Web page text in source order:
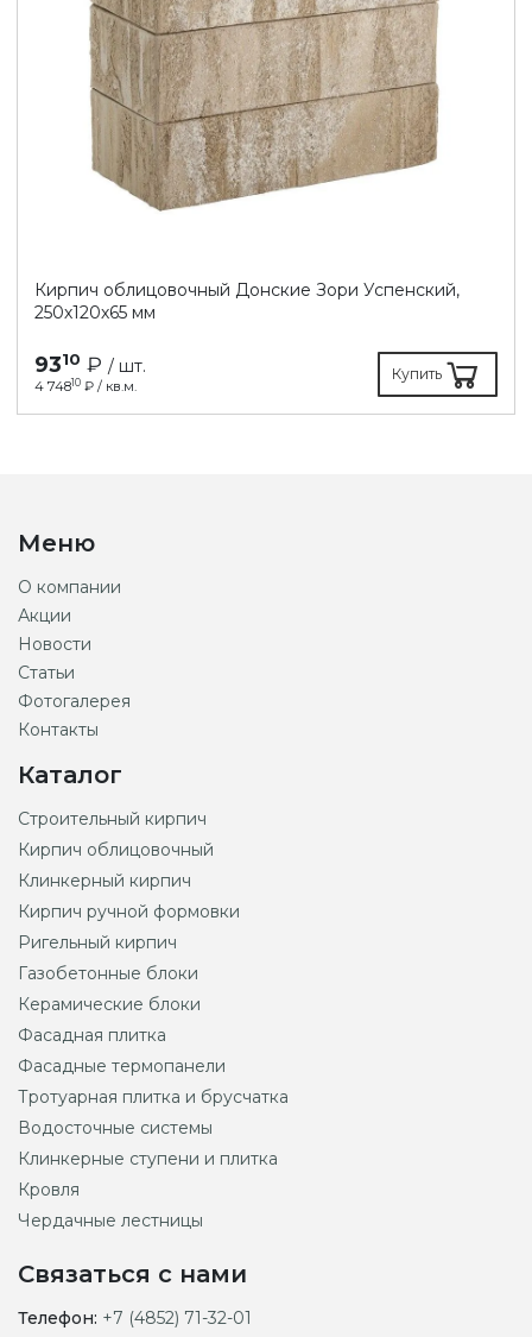
Кирпич облицовочный Донские Зори Успенский,
250х120х65 мм
9310 ₽ / шт.
4 74810 ₽ / кв.м.
Купить
Меню
О компании
Акции
Новости
Статьи
Фотогалерея
Контакты
Каталог
Строительный кирпич
Кирпич облицовочный
Клинкерный кирпич
Кирпич ручной формовки
Ригельный кирпич
Газобетонные блоки
Керамические блоки
Фасадная плитка
Фасадные термопанели
Тротуарная плитка и брусчатка
Водосточные системы
Клинкерные ступени и плитка
Кровля
Чердачные лестницы
Связаться с нами
Телефон: +7 (4852) 71-32-01